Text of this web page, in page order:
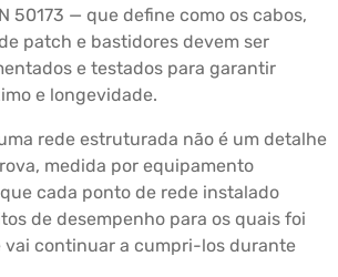
50173 — que define como os cabos,
patch e bastidores devem ser
e testados para garantir
e longevidade.
rede estruturada não é um detalhe
medida por equipamento
cada ponto de rede instalado
de desempenho para os quais foi
vai continuar a cumpri-los durante